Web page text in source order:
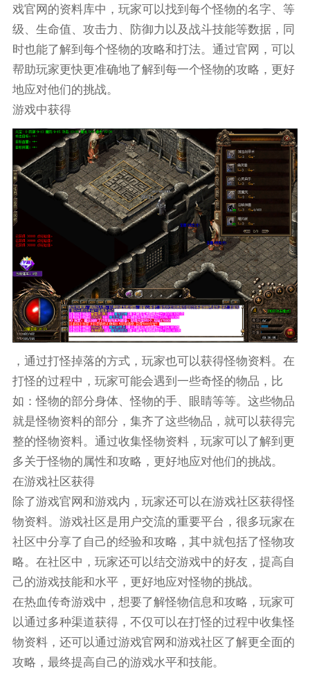
戏官网的资料库中，玩家可以找到每个怪物的名字、等
级、生命值、攻击力、防御力以及战斗技能等数据，同
时也能了解到每个怪物的攻略和打法。通过官网，可以
帮助玩家更快更准确地了解到每一个怪物的攻略，更好
地应对他们的挑战。
游戏中获得
，通过打怪掉落的方式，玩家也可以获得怪物资料。在
打怪的过程中，玩家可能会遇到一些奇怪的物品，比
如：怪物的部分身体、怪物的手、眼睛等等。这些物品
就是怪物资料的部分，集齐了这些物品，就可以获得完
整的怪物资料。通过收集怪物资料，玩家可以了解到更
多关于怪物的属性和攻略，更好地应对他们的挑战。
在游戏社区获得
除了游戏官网和游戏内，玩家还可以在游戏社区获得怪
物资料。游戏社区是用户交流的重要平台，很多玩家在
社区中分享了自己的经验和攻略，其中就包括了怪物攻
略。在社区中，玩家还可以结交游戏中的好友，提高自
己的游戏技能和水平，更好地应对怪物的挑战。
在热血传奇游戏中，想要了解怪物信息和攻略，玩家可
以通过多种渠道获得，不仅可以在打怪的过程中收集怪
物资料，还可以通过游戏官网和游戏社区了解更全面的
攻略，最终提高自己的游戏水平和技能。